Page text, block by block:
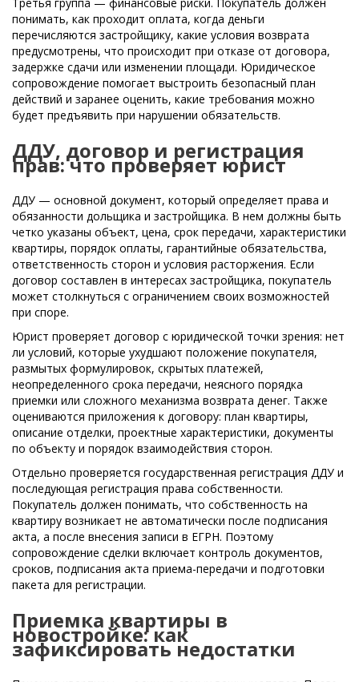
понимать, как проходит оплата, когда деньги
перечисляются застройщику, какие условия возврата
предусмотрены, что происходит при отказе от договора,
задержке сдачи или изменении площади. Юридическое
сопровождение помогает выстроить безопасный план
действий и заранее оценить, какие требования можно
будет предъявить при нарушении обязательств.
ДДУ, договор и регистрация
прав: что проверяет юрист
ДДУ — основной документ, который определяет права и
обязанности дольщика и застройщика. В нем должны быть
четко указаны объект, цена, срок передачи, характеристики
квартиры, порядок оплаты, гарантийные обязательства,
ответственность сторон и условия расторжения. Если
договор составлен в интересах застройщика, покупатель
может столкнуться с ограничением своих возможностей
при споре.
Юрист проверяет договор с юридической точки зрения: нет
ли условий, которые ухудшают положение покупателя,
размытых формулировок, скрытых платежей,
неопределенного срока передачи, неясного порядка
приемки или сложного механизма возврата денег. Также
оцениваются приложения к договору: план квартиры,
описание отделки, проектные характеристики, документы
по объекту и порядок взаимодействия сторон.
Отдельно проверяется государственная регистрация ДДУ и
последующая регистрация права собственности.
Покупатель должен понимать, что собственность на
квартиру возникает не автоматически после подписания
акта, а после внесения записи в ЕГРН. Поэтому
сопровождение сделки включает контроль документов,
сроков, подписания акта приема-передачи и подготовки
пакета для регистрации.
Приемка квартиры в
новостройке: как
зафиксировать недостатки